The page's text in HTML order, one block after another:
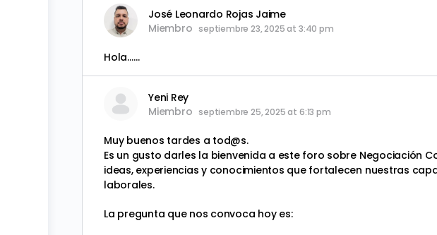
José Leonardo Rojas Jaime
Miembro septiembre 23, 2025 at 3:40 pm
Hola……
Yeni Rey
Miembro septiembre 25, 2025 at 6:13 pm
Muy buenos tardes a tod@s.
Es un gusto darles la bienvenida a este foro sobre Negociación
ideas, experiencias y conocimientos que fortalecen nuestras
laborales.
La pregunta que nos convoca hoy es: